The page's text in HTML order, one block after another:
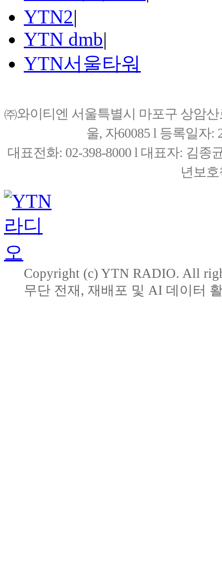
YTN2|
YTN dmb|
YTN서울타워
㈜와이티엔 서울특별시 마포구 상암
울, 자60085 l 등록일자:
대표전화: 02-398-8000 l 대표자: 김종
년보
Copyright (c) YTN RADIO. All
무단 전재, 재배포 및 AI 데이터